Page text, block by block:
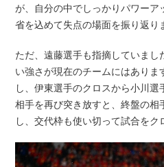
が、自分の中でしっかりパワーア
省を込めて失点の場面を振り返り
ただ、遠藤選手も指摘していま
い強さが現在のチームにはあり
し、伊東選手のクロスから小川選
相手を再び突き放すと、終盤の
し、交代枠も使い切って試合をク